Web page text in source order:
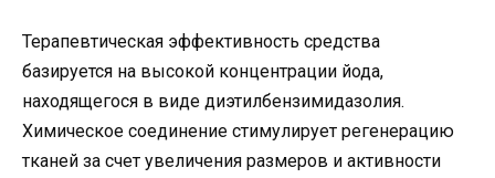
Терапевтическая эффективность средства
базируется на высокой концентрации йода,
находящегося в виде диэтилбензимидазолия.
Химическое соединение стимулирует регенерацию
тканей за счет увеличения размеров и активности